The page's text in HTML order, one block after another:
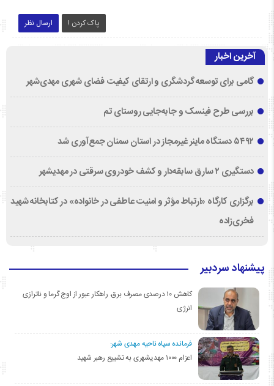
ارسال نظر پاک کردن !
آخرین اخبار
گامی برای توسعه گردشگری و ارتقای کیفیت فضای شهری مهدی‌شهر
بررسی طرح فینسک و جابه‌جایی روستای تم
۵۴۹۲ دستگاه ماینر غیرمجاز در استان سمنان جمع‌آوری شد
دستگیری ۲ سارق سابقه‌دار و کشف خودروی سرقتی در مهدیشهر
برگزاری کارگاه «ارتباط مؤثر و امنیت عاطفی در خانواده» در کتابخانه شهید
فخری‌زاده
پیشنهاد سردبیر
کاهش ۱۰ درصدی مصرف برق، راهکار عبور از اوج گرما و ناترازی
انرژی
فرمانده سپاه ناحیه مهدی شهر:
اعزام ۱۰۰۰ مهدیشهری به تشییع رهبر شهید